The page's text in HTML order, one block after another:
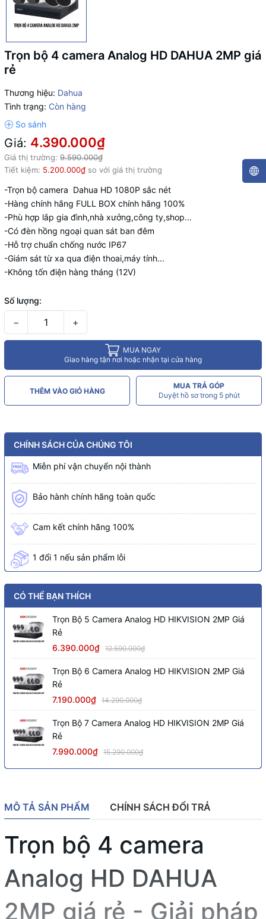
Trọn bộ 4 camera Analog HD DAHUA 2MP giá
rẻ
Thương hiệu: Dahua
Tình trạng: Còn hàng
Giá: 4.390.000₫
Giá thị trường: 9.590.000₫
Tiết kiệm: 5.200.000₫ so với giá thị trường
-Trọn bộ camera Dahua HD 1080P sắc nét
-Hàng chính hãng FULL BOX chính hãng 100%
-Phù hợp lắp gia đình,nhà xưởng,công ty,shop...
-Có đèn hồng ngoại quan sát ban đêm
-Hỗ trợ chuẩn chống nước IP67
-Giám sát từ xa qua điện thoai,máy tính...
-Không tốn điện hàng tháng (12V)
Số lượng:
− +
MUA NGAY
Giao hàng tận nơi hoặc nhận tại cửa hàng
THÊM VÀO GIỎ HÀNG
MUA TRẢ GÓP
Duyệt hồ sơ trong 5 phút
CHÍNH SÁCH CỦA CHÚNG TÔI
Miễn phí vận chuyển nội thành
Bảo hành chính hãng toàn quốc
Cam kết chính hãng 100%
1 đổi 1 nếu sản phẩm lỗi
CÓ THỂ BẠN THÍCH
Trọn Bộ 5 Camera Analog HD HIKVISION 2MP Giá
Rẻ
6.390.000₫ 12.590.000₫
Trọn Bộ 6 Camera Analog HD HIKVISION 2MP Giá
Rẻ
7.190.000₫ 14.290.000₫
Trọn Bộ 7 Camera Analog HD HIKVISION 2MP Giá
Rẻ
7.990.000₫ 15.290.000₫
MÔ TẢ SẢN PHẨM CHÍNH SÁCH ĐỔI TRẢ
Trọn bộ 4 camera
Analog HD DAHUA
2MP giá rẻ - Giải pháp